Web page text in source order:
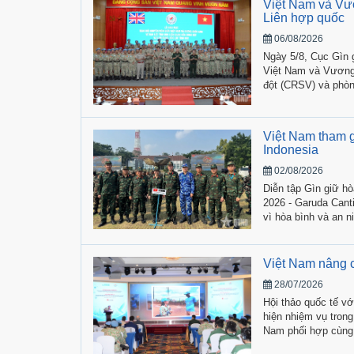
Việt ​Nam và
Liên hợp quốc
06/08/2026
Ngày 5/8, Cục
Việt Nam và
đột (CRSV) và
Việt Nam tham
Indonesia
02/08/2026
Diễn tập Gìn giữ
2026 - Garuda
vì hòa bình và an
đến từ 22 quốc gia.
Việt Nam nâng
28/07/2026
Hội thảo quốc tế
hiện nhiệm vụ
Nam phối hợp